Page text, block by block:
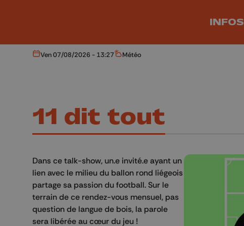
INFOS
Aujourd'hui
Ven 07/08/2026 - 13:27 Météo
Météo
11 dit tout
Dans ce talk-show, un.e invité.e ayant un
lien avec le milieu du ballon rond liégeois
partage sa passion du football. Sur le
terrain de ce rendez-vous mensuel, pas
question de langue de bois, la parole
sera libérée au cœur du jeu !